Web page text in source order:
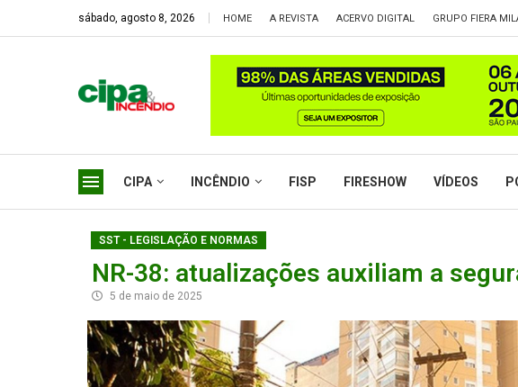
sábado, agosto 8, 2026 HOME A REVISTA ACERVO DIGITAL GRUPO FIERA
CIPA INCÊNDIO FISP FIRESHOW VÍDEOS
SST - LEGISLAÇÃO E NORMAS
NR-38: atualizações auxiliam a
5 de maio de 2025